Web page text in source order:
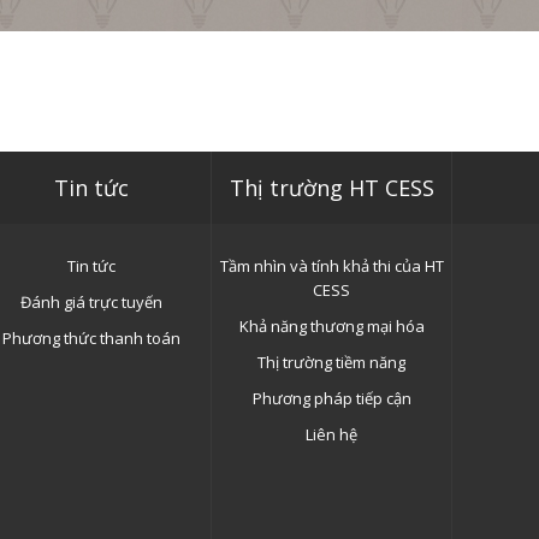
Tin tức Thị trường HT CESS
Tin tức
Đánh giá trực tuyến
Phương thức thanh toán
Tầm nhìn và tính khả thi của HT
CESS
Khả năng thương mại hóa
Thị trường tiềm năng
Phương pháp tiếp cận
Liên hệ